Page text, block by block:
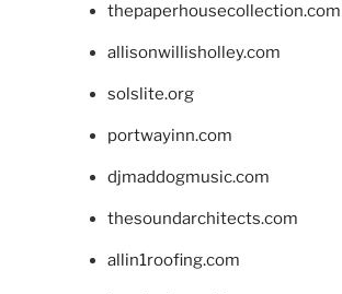
thepaperhousecollection.com
allisonwillisholley.com
solslite.org
portwayinn.com
djmaddogmusic.com
thesoundarchitects.com
allin1roofing.com